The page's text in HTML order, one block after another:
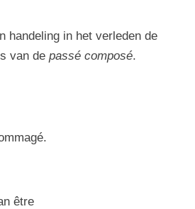
handeling in het verleden de
van de passé composé.
être